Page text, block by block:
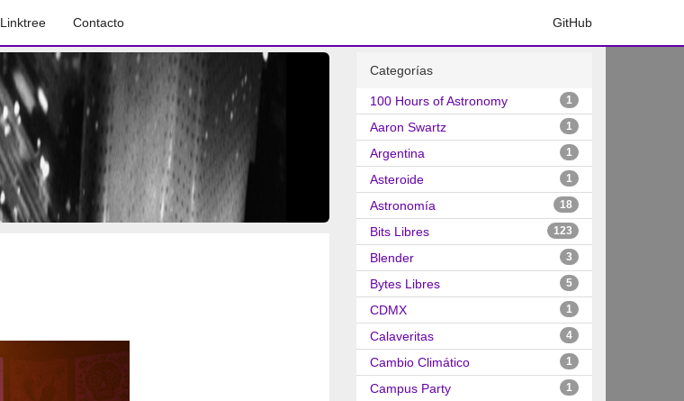
Linktree Contacto GitHub
Categorías
100 Hours of Astronomy 1
Aaron Swartz 1
Argentina 1
Asteroide 1
Astronomía 18
Bits Libres 123
Blender 3
Bytes Libres 5
CDMX 1
Calaveritas 4
Cambio Climático 1
Campus Party 1